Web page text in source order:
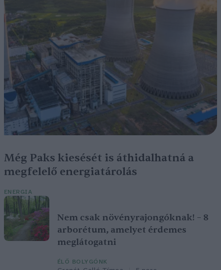
Még Paks kiesését is áthidalhatná a
megfelelő energiatárolás
ENERGIA
Nem csak növényrajongóknak! – 8
arborétum, amelyet érdemes
meglátogatni
ÉLŐ BOLYGÓNK